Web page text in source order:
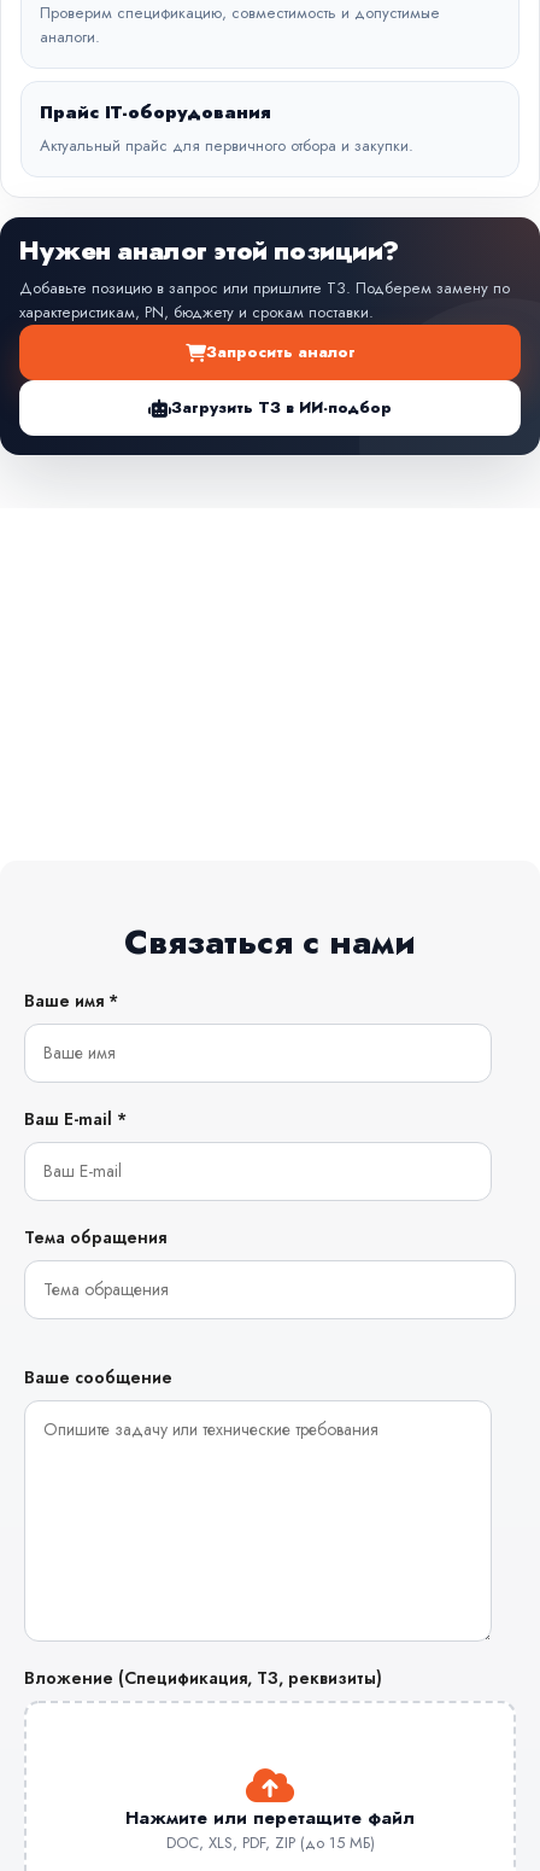
Проверим спецификацию, совместимость и допустимые
аналоги.
Прайс IT-оборудования
Актуальный прайс для первичного отбора и закупки.
Нужен аналог этой позиции?
Добавьте позицию в запрос или пришлите ТЗ. Подберем замену по
характеристикам, PN, бюджету и срокам поставки.
Запросить аналог
Загрузить ТЗ в ИИ-подбор
Связаться с нами
Ваше имя *
Ваш E-mail *
Тема обращения
Ваше сообщение
Вложение (Спецификация, ТЗ, реквизиты)
Нажмите или перетащите файл
DOC, XLS, PDF, ZIP (до 15 МБ)